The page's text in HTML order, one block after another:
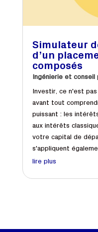
Simulateur
d’un
composés
Ingénierie et conseil
Investir, ce n'est
avant tout
puissant : les
aux intérêts
votre capital de
s'appliquent
lire plus